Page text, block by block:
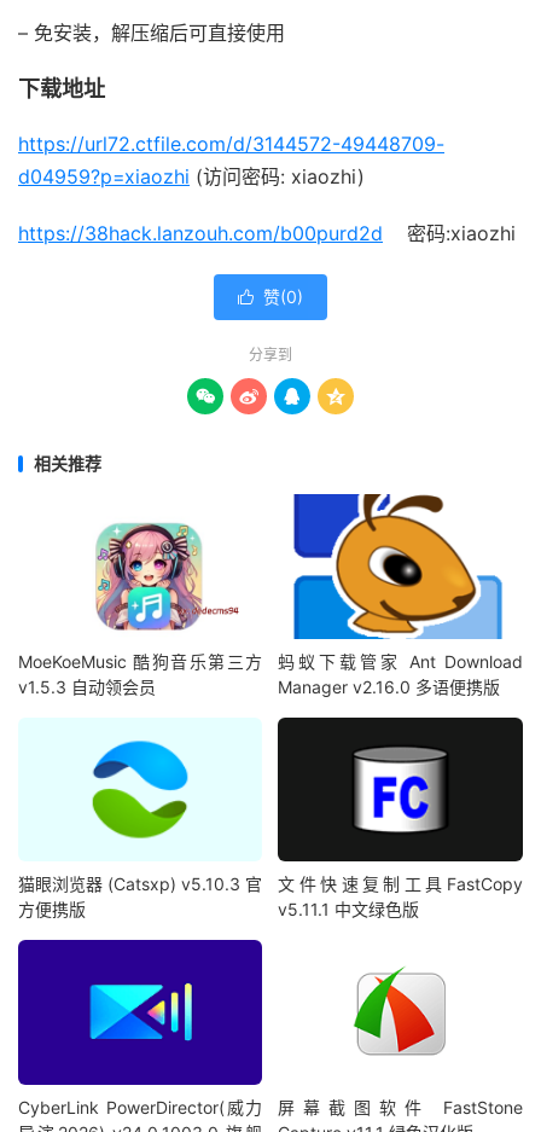
– 免安装，解压缩后可直接使用
下载地址
https://url72.ctfile.com/d/3144572-49448709-
d04959?p=xiaozhi (访问密码: xiaozhi)
https://38hack.lanzouh.com/b00purd2d 密码:xiaozhi
 赞(0)
分享到
   
相关推荐
MoeKoeMusic 酷狗音乐第三方
v1.5.3 自动领会员
蚂蚁下载管家 Ant Download
Manager v2.16.0 多语便携版
猫眼浏览器 (Catsxp) v5.10.3 官
方便携版
文件快速复制工具FastCopy
v5.11.1 中文绿色版
CyberLink PowerDirector(威力
屏幕截图软件 FastStone